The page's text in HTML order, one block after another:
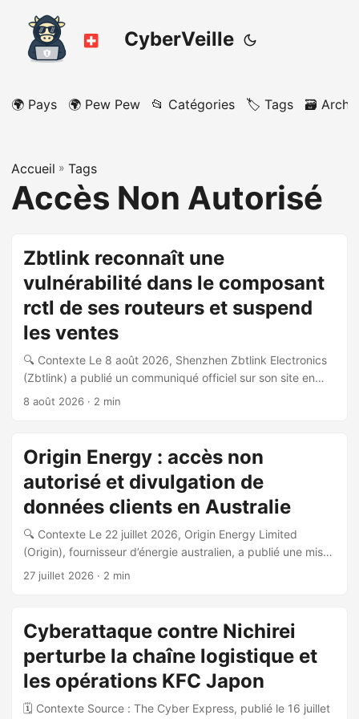
CyberVeille
🌍 Pays 🌍 Pew Pew 📂 Catégories 🏷️ Tags 🗃️
Accueil » Tags
Accès Non Autorisé
Zbtlink reconnaît une
vulnérabilité dans le composant
rctl de ses routeurs et suspend
les ventes
🔍 Contexte Le 8 août 2026, Shenzhen Zbtlink Electronics
(Zbtlink) a publié un communiqué officiel sur son site en
réponse au rapport de sécurité publié par VulnCheck le 5
cible le composant rctl, décrit par Zbtlink comme un outil
de support technique après-vente destiné à aider les
clients dans le dépannage et la configuration de leurs
appareils, uniquement sur demande explicite et
autorisation du client. Zbtlink affirme que ce composant n’a
jamais été utilisé pour des accès non autorisés. ...
8 août 2026 · 2 min
Origin Energy : accès non
autorisé et divulgation de
données clients en Australie
🔍 Contexte Le 22 juillet 2026, Origin Energy Limited
(Origin), fournisseur d’énergie australien, a publié une mise
à jour officielle sur son site concernant un incident de
autorisé à des données clients a eu lieu, accompagné d’une
divulgation de ces données. L’entreprise indique être
encore en train d’évaluer le nombre total de clients
impactés. ...
27 juillet 2026 · 2 min
Cyberattaque contre Nichirei
perturbe la chaîne logistique et
les opérations KFC Japon
🗓️ Contexte Source : The Cyber Express, publié le 16 juillet